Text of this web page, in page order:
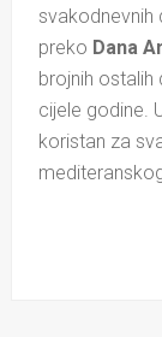
svakodnevnih
preko Dana
brojnih
cijele godine.
koristan za